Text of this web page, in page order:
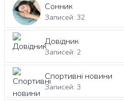
Сонник
Записей: 32
Довідник
Записей: 2
Спортивні новини
Записей: 3